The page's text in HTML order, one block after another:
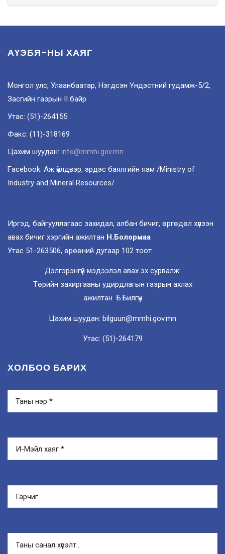
АҮЭБЯ-НЫ ХАЯГ
Монгол улс, Улаанбаатар, Нэгдсэн Үндэстний гудамж-5/2,
Засгийн газрын II байр
Утас: (51)-264155
Факс: (11)-318169
Цахим шуудан: info@mmhi.gov.mn
Facebook: Аж үйлдвэр, эрдэс баялгийн яам /Ministry of
Industry and Mineral Resources/
Иргэд, байгууллагаас захидал, албан бичиг, өргөдөл хүлээн
авах бичиг хэргийн ажилтан Н.Болормаа
Утас 51-263506, өрөөний дугаар 102 тоот
Дэлгэрэнгүй мэдээлэл авах эх сурвалж:
Төрийн захиргааны удирдлагын газрын ахлах
ажилтан Б.Билгүүн
Цахим шуудан: bilguun@mmhi.gov.mn
Утас: (51)-264179
ХОЛБОО БАРИХ